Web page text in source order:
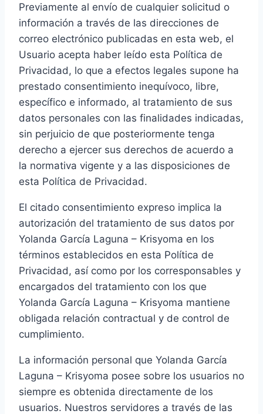
Previamente al envío de cualquier solicitud o
información a través de las direcciones de
correo electrónico publicadas en esta web, el
Usuario acepta haber leído esta Política de
Privacidad, lo que a efectos legales supone ha
prestado consentimiento inequívoco, libre,
específico e informado, al tratamiento de sus
datos personales con las finalidades indicadas,
sin perjuicio de que posteriormente tenga
derecho a ejercer sus derechos de acuerdo a
la normativa vigente y a las disposiciones de
esta Política de Privacidad.
El citado consentimiento expreso implica la
autorización del tratamiento de sus datos por
Yolanda García Laguna – Krisyoma en los
términos establecidos en esta Política de
Privacidad, así como por los corresponsables y
encargados del tratamiento con los que
Yolanda García Laguna – Krisyoma mantiene
obligada relación contractual y de control de
cumplimiento.
La información personal que Yolanda García
Laguna – Krisyoma posee sobre los usuarios no
siempre es obtenida directamente de los
usuarios. Nuestros servidores a través de las